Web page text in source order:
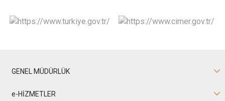
GENEL MÜDÜRLÜK
e-HİZMETLER